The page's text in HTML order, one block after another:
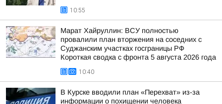
10:55
Марат Хайруллин: ВСУ полностью
провалили план вторжения на соседних с
Суджанским участках госграницы РФ
Короткая сводка с фронта 5 августа 2026 года
10:40
В Курске вводили план «Перехват» из-за
информации о похищении человека